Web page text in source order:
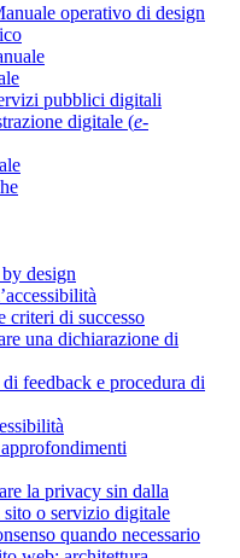
operativo di design
pubblici digitali
digitale (e-
design
criteri di successo
una dichiarazione di
feedback e procedura di
la privacy sin dalla
o servizio digitale
quando necessario